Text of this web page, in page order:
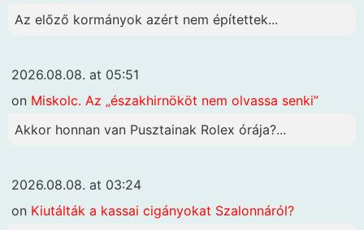
Az előző kormányok azért nem építettek...
2026.08.08. at 05:51
on Miskolc. Az „északhirnököt nem olvassa senki”
Akkor honnan van Pusztainak Rolex órája?...
2026.08.08. at 03:24
on Kiutálták a kassai cigányokat Szalonnáról?